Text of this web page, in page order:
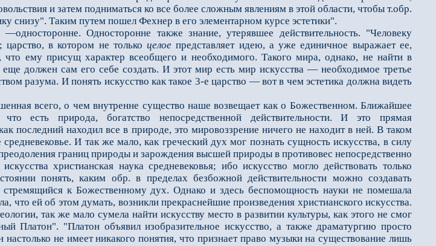
и затем подниматься ко все более сложным явлениям в этой области, чтобы т.обр.
снизу". Таким путем пошел Фехнер в его элементарном курсе эстетики".
Односторонне также знание, утерявшее действительность. "Человеку
в котором не толькоцелое представляет идею, а уже единичное выражает ее,
что ему присущ характер всеобщего и необходимого. Такого мира, однако, не найти в
еще должен сам его себе создать. И этот мир есть мир искусства — необходимое третье
разума. И понять искусство как такое 3-е царство — вот в чем эстетика должна видеть
всего, о чем внутренне существо наше возвещает как о Божественном. Ближайшее
есть природа, богатство непосредственной действительности. И это прямая
последний находил все в природе, это мировоззрение ничего не находит в ней. В таком
И так же мало, как греческий дух мог познать сущность искусства, в силу
границ природы и зарождения высшей природы в противовес непосредственно
христианская наука средневековья; ибо искусство могло действовать только
понять, каким обр. в пределах безбожной действительности можно создавать
стремящийся к Божественному дух. Однако и здесь беспомощность науки не помешала
что ей об этом думать, возникли прекраснейшие произведения христианского искусства.
так же мало сумела найти искусству место в развитии культуры, как этого не смог
Платон". "Платон объявил изобразительное искусство, а также драматургию просто
не имеет никакого понятия, что признает право музыки на существование лишь